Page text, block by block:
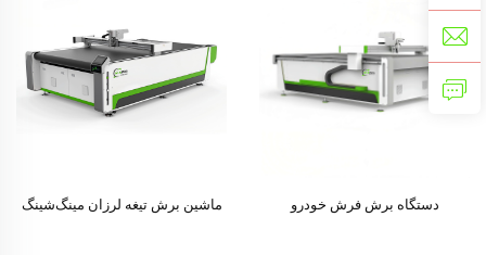
دستگاه برش فرش خودرو ماشین برش تیغه لرزان مینگ‌شینگ